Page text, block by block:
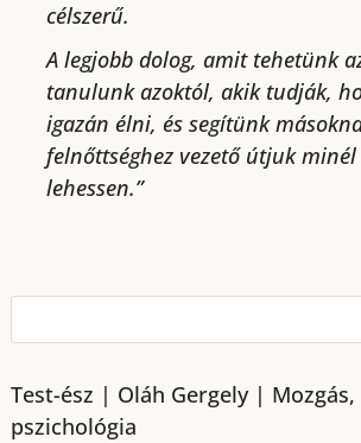
célszerű.
A legjobb dolog, amit tehetünk
tanulunk azoktól, akik tudják,
igazán élni, és segítünk
felnőttséghez vezető útjuk
lehessen.”
Test-ész | Oláh Gergely | Mozgás,
pszichológia